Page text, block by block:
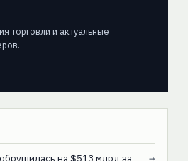
торговли и актуальные
на $513 млрд за →